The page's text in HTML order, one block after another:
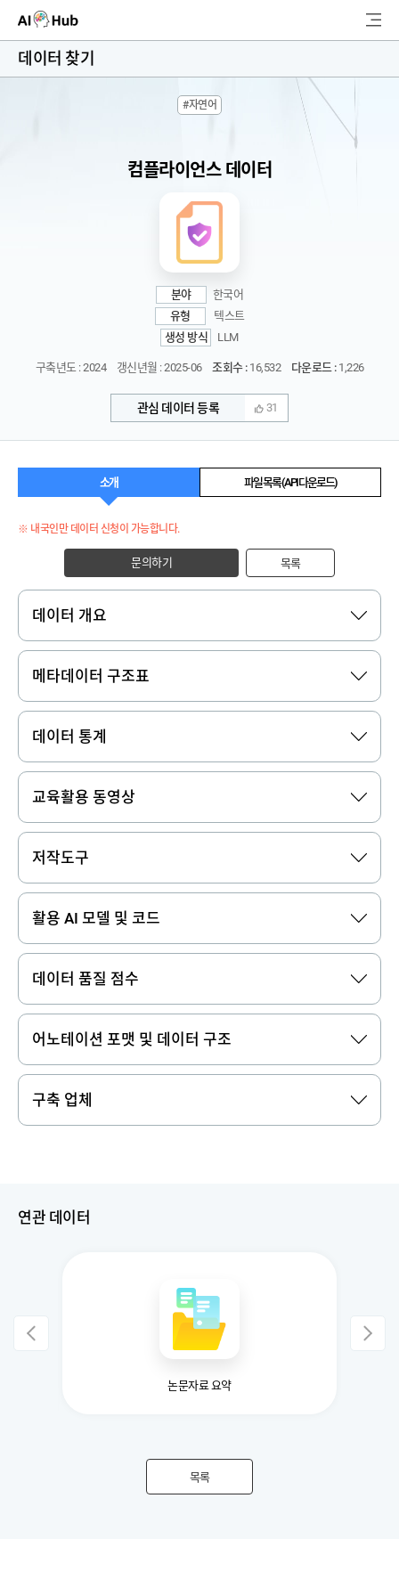
AI-Hub
색
데이터 찾기
#자연어
컴플라이언스 데이터
분야
한국어
유형
텍스트
생성 방식
LLM
구축년도 : 2024 갱신년월 : 2025-06 조회수 :16,532 다운로드 :1,226
관심 데이터 등록 31
소개 파일 목록 (API 다운로드)
※ 내국인만 데이터 신청이 가능합니다.
문의하기 목록
데이터 개요
메타데이터 구조표
데이터 통계
교육활용 동영상
저작도구
활용 AI 모델 및 코드
데이터 품질 점수
어노테이션 포맷 및 데이터 구조
구축 업체
연관 데이터
논문자료 요약
목록